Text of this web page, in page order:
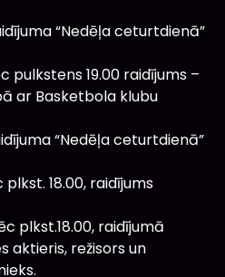
“Nedēļa ceturtdienā”
pulkstens 19.00 raidījums –
ar Basketbola klubu
“Nedēļa ceturtdienā”
18.00, raidījums
plkst.18.00, raidījumā
aktieris, režisors un